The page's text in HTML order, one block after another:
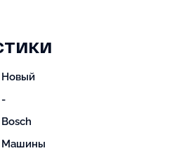
Новый
-
Bosch
Машины